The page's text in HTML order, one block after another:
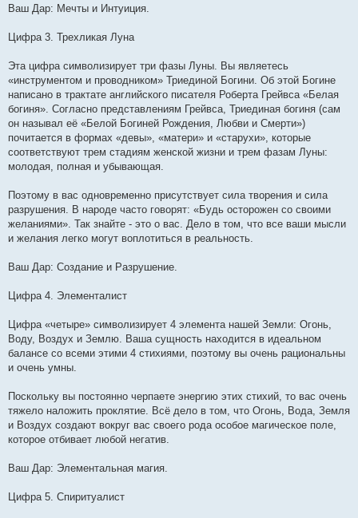
Ваш Дар: Мечты и Интуиция.
Цифра 3. Трехликая Луна
Эта цифра символизирует три фазы Луны. Вы являетесь
«инструментом и проводником» Триединой Богини. Об этой Богине
написано в трактате английского писателя Роберта Грейвса «Белая
богиня». Согласно представлениям Грейвса, Триединая богиня (сам
он называл её «Белой Богиней Рождения, Любви и Смерти»)
почитается в формах «девы», «матери» и «старухи», которые
соответствуют трем стадиям женской жизни и трем фазам Луны:
молодая, полная и убывающая.
Поэтому в вас одновременно присутствует сила творения и сила
разрушения. В народе часто говорят: «Будь осторожен со своими
желаниями». Так знайте - это о вас. Дело в том, что все ваши мысли
и желания легко могут воплотиться в реальность.
Ваш Дар: Создание и Разрушение.
Цифра 4. Элементалист
Цифра «четыре» символизирует 4 элемента нашей Земли: Огонь,
Воду, Воздух и Землю. Ваша сущность находится в идеальном
балансе со всеми этими 4 стихиями, поэтому вы очень рациональны
и очень умны.
Поскольку вы постоянно черпаете энергию этих стихий, то вас очень
тяжело наложить проклятие. Всё дело в том, что Огонь, Вода, Земля
и Воздух создают вокруг вас своего рода особое магическое поле,
которое отбивает любой негатив.
Ваш Дар: Элементальная магия.
Цифра 5. Спиритуалист